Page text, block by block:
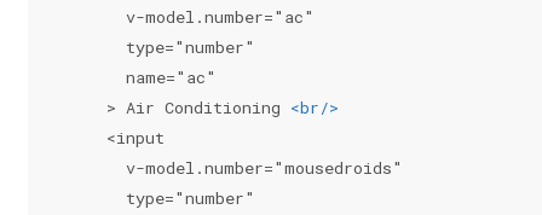
      v-model.number="ac"
      type="number"
      name="ac"
    > Air Conditioning
<br/>
    <input
      v-model.number="mousedroids"
      type="number"